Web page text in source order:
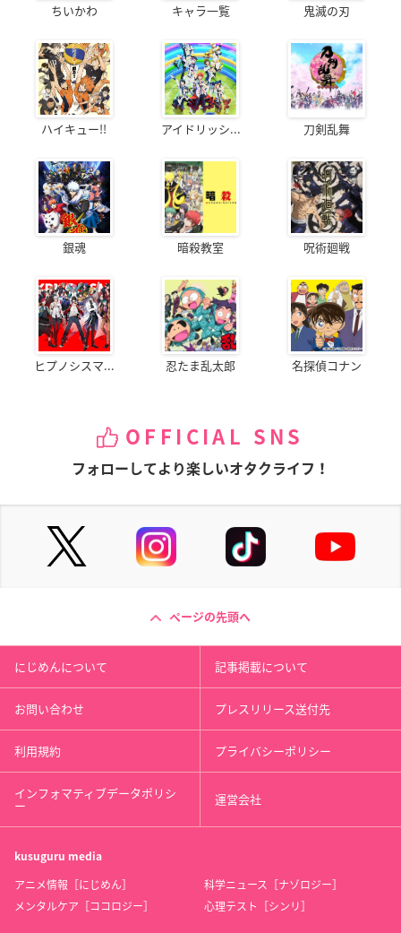
ちいかわ キャラ一覧 鬼滅の刃
ハイキュー!! アイドリッシ... 刀剣乱舞
銀魂 暗殺教室 呪術廻戦
ヒプノシスマ... 忍たま乱太郎 名探偵コナン
OFFICIAL SNS
フォローしてより楽しいオタクライフ！
ページの先頭へ
にじめんについて 記事掲載について
お問い合わせ プレスリリース送付先
利用規約 プライバシーポリシー
インフォマティブデータポリシ
ー 運営会社
kusuguru media
アニメ情報［にじめん］
科学ニュース［ナゾロジー］
メンタルケア［ココロジー］
心理テスト［シンリ］